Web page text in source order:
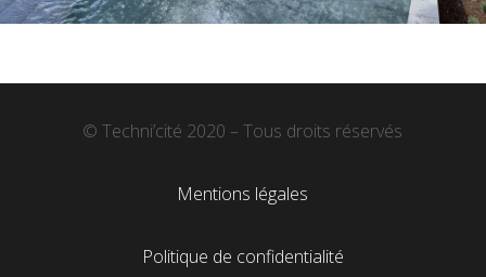
© Techni’cité 2020 – Tous droits réservés
Mentions légales
Politique de confidentialité